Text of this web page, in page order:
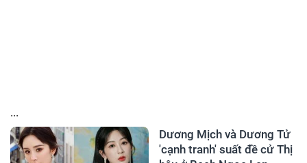
...
Dương Mịch và Dương Tử
'cạnh tranh' suất đề cử Thị